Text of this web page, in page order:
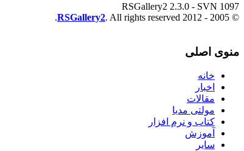
RSGallery2 2.3.0 - SVN 1097
© 2005 - 2012
RSGallery2. All rights reserved.
منوی اصلی
خانه
اخبار
مقالات
مولتی مدیا
کتاب و نرم افزار
آموزش
سایر